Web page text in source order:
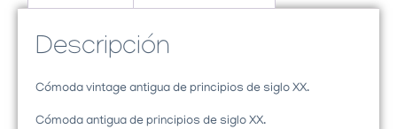
Descripción
Cómoda vintage antigua de principios de siglo XX.
Cómoda antigua de principios de siglo XX.